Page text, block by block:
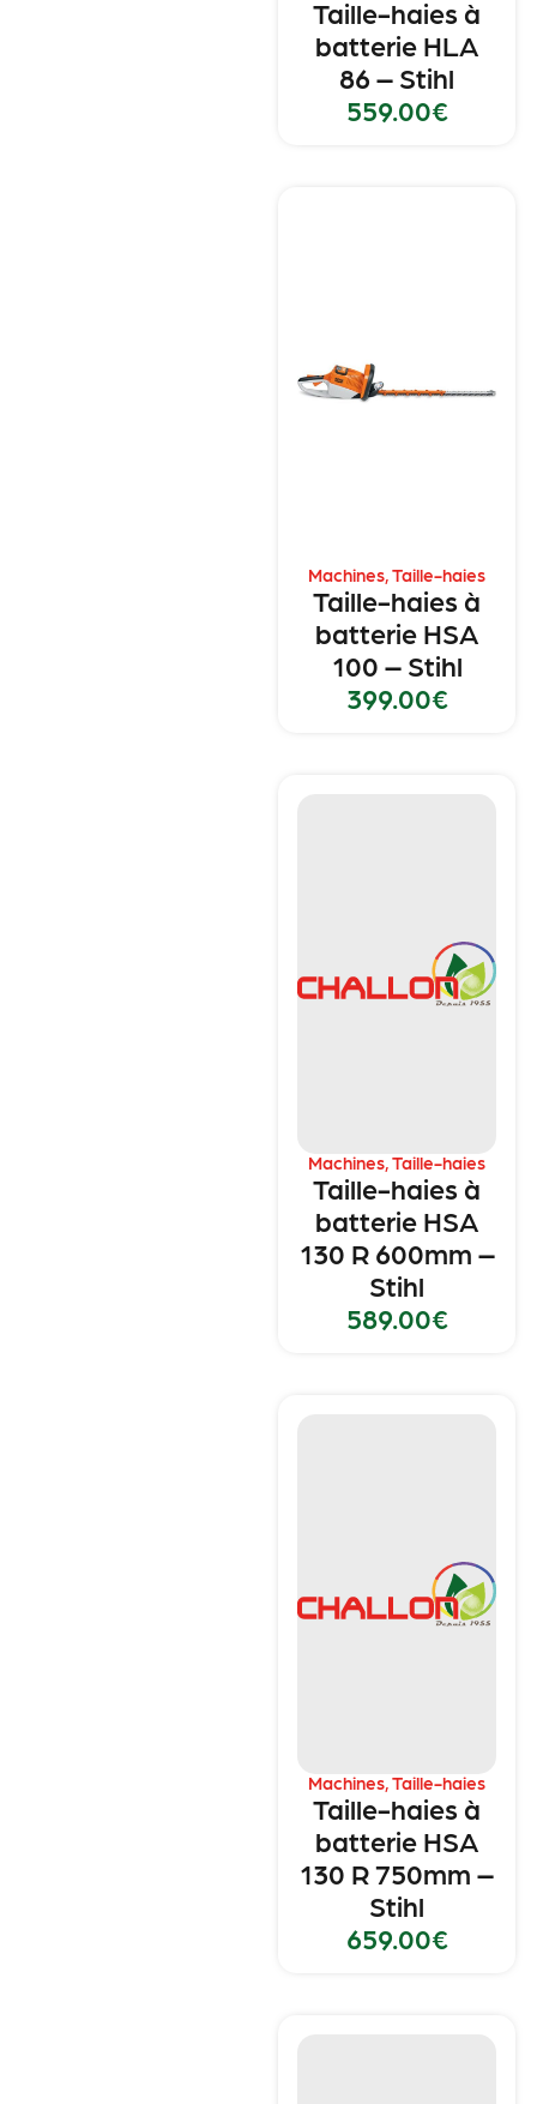
Taille-haies à
batterie HLA
86 – Stihl
559.00€
Machines,Taille-haies
Taille-haies à
batterie HSA
100 – Stihl
399.00€
Machines,Taille-haies
Taille-haies à
batterie HSA
130 R 600mm –
Stihl
589.00€
Machines,Taille-haies
Taille-haies à
batterie HSA
130 R 750mm –
Stihl
659.00€